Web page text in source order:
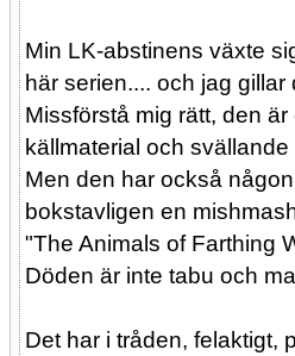
Min LK-abstinens växte
här serien.... och jag gillar
Missförstå mig rätt, den
källmaterial och
Men den har också
bokstavligen en
"The Animals of Farthing
Döden är inte tabu och
Det har i tråden, felaktigt,